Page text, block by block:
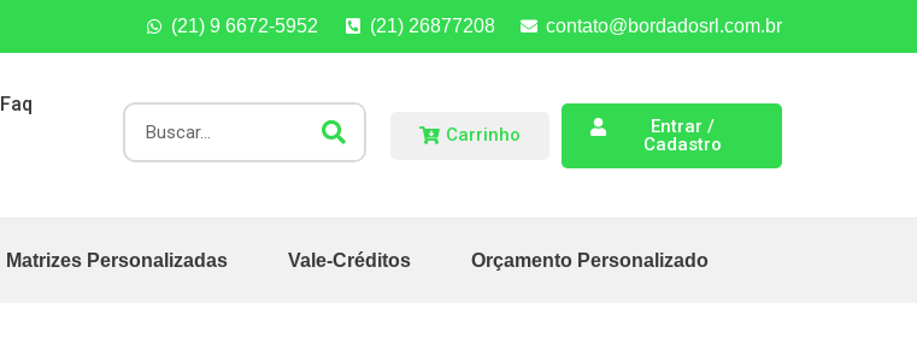
(21) 9 6672-5952 (21) 26877208 contato@bordadosrl.com.br
Faq
Carrinho
Entrar /
Cadastro
Matrizes Personalizadas Vale-Créditos Orçamento Personalizado